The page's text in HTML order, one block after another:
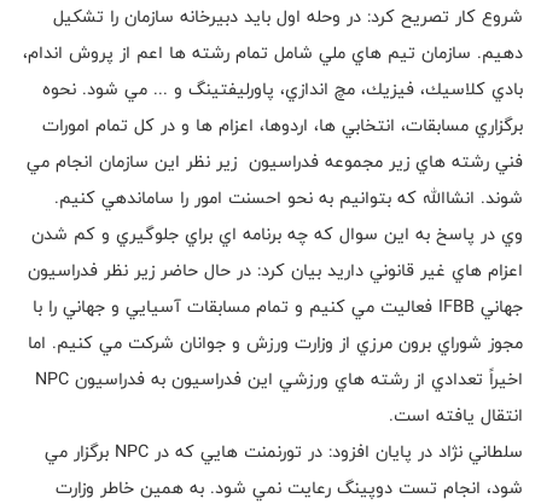
شروع كار تصريح كرد: در وحله اول باید دبیرخانه سازمان را تشکیل
دهیم. سازمان تيم هاي ملي شامل تمام رشته ها اعم از پروش اندام،
بادي كلاسيك، فيزيك، مچ اندازي، پاورليفتينگ و ... مي شود. نحوه
برگزاري مسابقات، انتخابي ها، اردوها، اعزام ها و در كل تمام امورات
فني رشته هاي زير مجموعه فدراسيون زير نظر اين سازمان انجام مي
شوند. انشاالله كه بتوانيم به نحو احسنت امور را ساماندهي كنيم.
وي در پاسخ به اين سوال كه چه برنامه اي براي جلوگيري و كم شدن
اعزام هاي غير قانوني داريد بيان كرد: در حال حاضر زير نظر فدراسيون
جهاني IFBB فعاليت مي كنيم و تمام مسابقات آسيايي و جهاني را با
مجوز شوراي برون مرزي از وزارت ورزش و جوانان شركت مي كنيم. اما
اخيراً تعدادي از رشته هاي ورزشي اين فدراسيون به فدراسيون NPC
انتقال يافته است.
سلطاني نژاد در پايان افزود: در تورنمنت هايي كه در NPC برگزار مي
شود، انجام تست دوپينگ رعايت نمي شود. به همين خاطر وزارت